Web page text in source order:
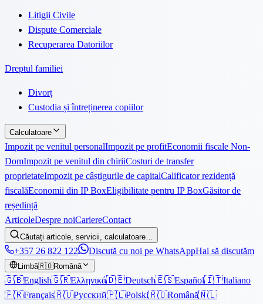
Litigii Civile
Dispute Comerciale
Recuperarea Datoriilor
Dreptul familiei
Divorț
Custodia și întreținerea copiilor
Calculatoare
Impozit pe venitul personalImpozit pe profitEconomii fiscale Non-
DomImpozit pe venitul din chiriiCosturi de transfer
proprietateImpozit pe câștigurile de capitalCalificator rezidență
fiscalăEconomii din IP BoxEligibilitate pentru IP BoxGăsitor de
reședință
ArticoleDespre noiCariereContact
Căutați articole, servicii, calculatoare…
+357 26 822 122 Discută cu noi pe WhatsAppHai să discutăm
Limbă🇷🇴Română
🇬🇧English🇬🇷Ελληνικά🇩🇪Deutsch🇪🇸Español🇮🇹Italiano
🇫🇷Français🇷🇺Русский🇵🇱Polski🇷🇴Română🇳🇱